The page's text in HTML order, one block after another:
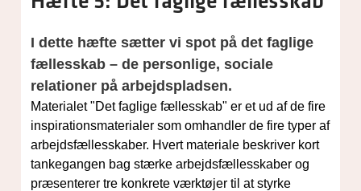
I dette hæfte sætter vi spot på det faglige
fællesskab – de personlige, sociale
relationer på arbejdspladsen.
Materialet "Det faglige fællesskab" er et ud af de fire
inspirationsmaterialer som omhandler de fire typer af
arbejdsfællesskaber. Hvert materiale beskriver kort
tankegangen bag stærke arbejdsfællesskaber og
præsenterer tre konkrete værktøjer til at styrke